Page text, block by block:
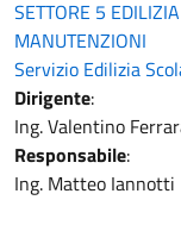
SETTORE 5
MANUTENZIONI
Servizio Edilizia
Dirigente:
Ing. Valentino
Responsabile:
Ing. Matteo Iannotti